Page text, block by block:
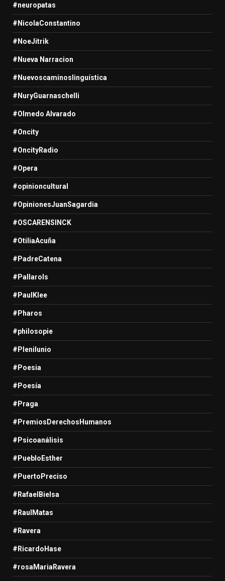
#neuropatas
#NicolaConstantino
#NoeJitrik
#Nueva Narracion
#Nuevoscaminoslinguística
#NuryGuarnaschelli
#Olmedo Alvarado
#Oncity
#OncityRadio
#Opera
#opinioncultural
#OpinionesJuanSagardia
#OSCARENSINCK
#OtiliaAcuña
#PadreCatena
#Pallarols
#PaulKlee
#Pharos
#philosopie
#Plenilunio
#Poesia
#Poesía
#Praga
#PremiosDerechosHumanos
#Psicoanálisis
#PuebloEsther
#PuertoPreciso
#RafaelBielsa
#RaulMatas
#Ravera
#RicardoHase
#rosaMariaRavera